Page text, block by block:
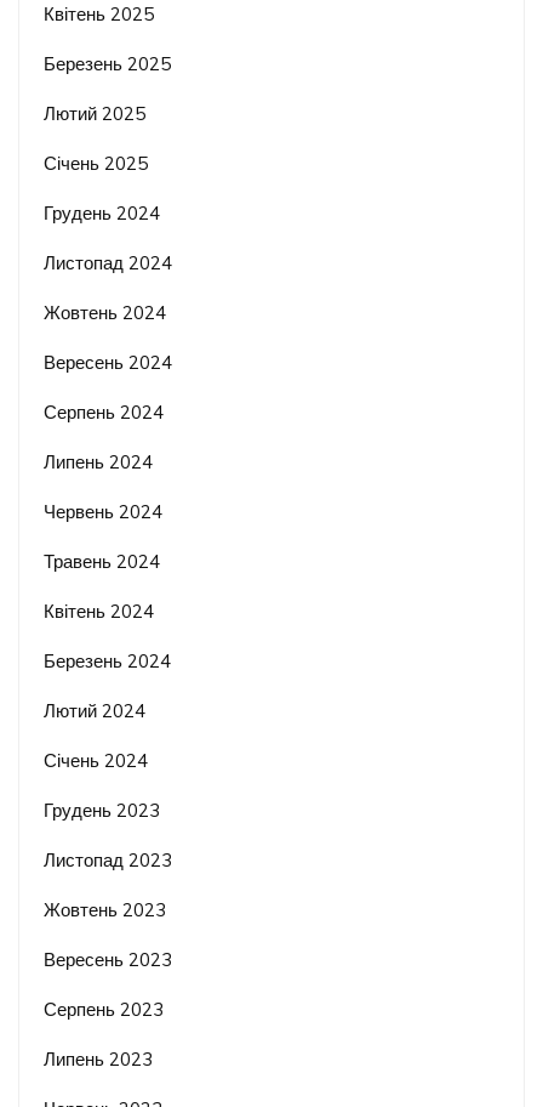
Квітень 2025
Березень 2025
Лютий 2025
Січень 2025
Грудень 2024
Листопад 2024
Жовтень 2024
Вересень 2024
Серпень 2024
Липень 2024
Червень 2024
Травень 2024
Квітень 2024
Березень 2024
Лютий 2024
Січень 2024
Грудень 2023
Листопад 2023
Жовтень 2023
Вересень 2023
Серпень 2023
Липень 2023